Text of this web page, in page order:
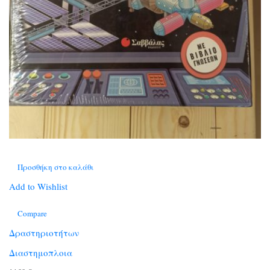
Προσθήκη στο καλάθι
Add to Wishlist
Compare
Δραστηριοτήτων
Διαστημοπλοια